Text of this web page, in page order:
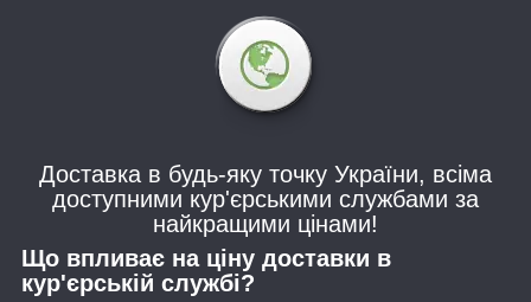
Доставка в будь-яку точку України, всіма
доступними кур'єрськими службами за
найкращими цінами!
Що впливає на ціну доставки в
кур'єрській службі?